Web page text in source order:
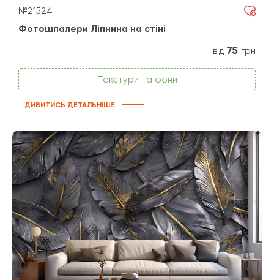
№21524
Фотошпалери Ліпнина на стіні
від 75 грн
Текстури та фони
ДИВИТИСЬ ДЕТАЛЬНІШЕ